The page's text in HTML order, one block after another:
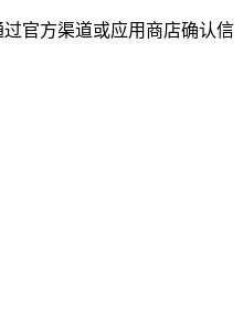
官方渠道或应用商店确认信